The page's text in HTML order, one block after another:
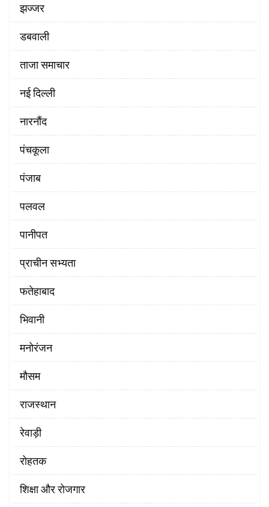
झज्जर
डबवाली
ताजा समाचार
नई दिल्ली
नारनौंद
पंचकूला
पंजाब
पलवल
पानीपत
प्राचीन सभ्यता
फतेहाबाद
भिवानी
मनोरंजन
मौसम
राजस्थान
रेवाड़ी
रोहतक
शिक्षा और रोजगार